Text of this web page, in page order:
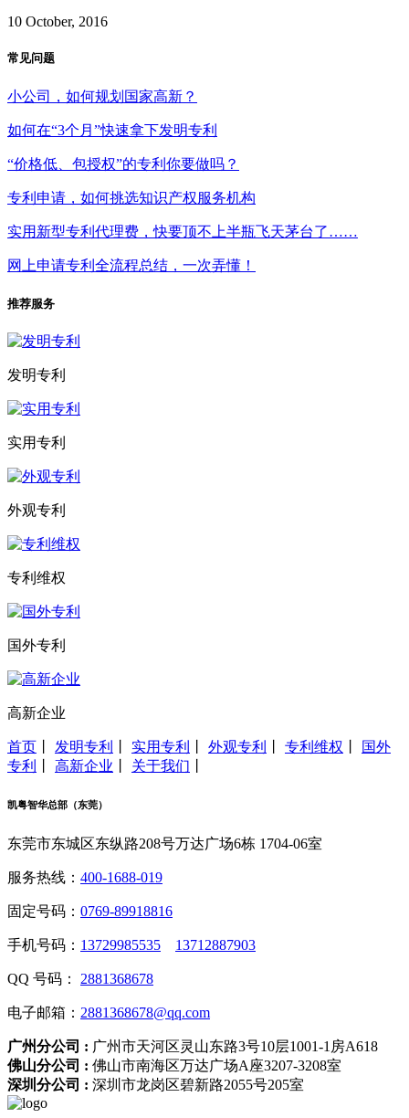
10 October, 2016
常见问题
小公司，如何规划国家高新？
如何在“3个月”快速拿下发明专利
“价格低、包授权”的专利你要做吗？
专利申请，如何挑选知识产权服务机构
实用新型专利代理费，快要顶不上半瓶飞天茅台了……
网上申请专利全流程总结，一次弄懂！
推荐服务
发明专利
实用专利
外观专利
专利维权
国外专利
高新企业
首页 发明专利 实用专利 外观专利 专利维权
国外
专利
高新企业 关于我们
凯粤智华总部（东莞）
东莞市东城区东纵路208号万达广场6栋 1704-06室
服务热线： 400-1688-019
固定号码： 0769-89918816
手机号码： 13729985535 13712887903
QQ 号码： 2881368678
电子邮箱： 2881368678@qq.com
广州分公司 : 广州市天河区灵山东路3号10层1001-1房A618
佛山分公司 : 佛山市南海区万达广场A座3207-3208室
深圳分公司 : 深圳市龙岗区碧新路2055号205室